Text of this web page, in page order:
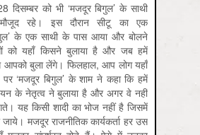
दिसम्बर को भी ‘मजदूर बिगुल’ के साथी
रहे। इस दौरान सीटू का एक
के एक साथी के पास आया और बोलने
को यहाँ किसने बुलाया है और जब हमें
आपको बुला लेंगे। फिलहाल, आप लोग यहाँ
‘मजदूर बिगुल’ के शाम ने कहा कि हमें
के नेतृत्व ने बुलाया है और अगर वे नहीं
यह किसी शादी का भोज नहीं है जिसमें
मजदूर राजनीतिक कार्यकर्ता हर उस